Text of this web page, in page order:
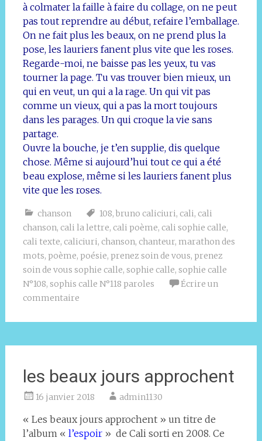
à colmater la faille à faire du collage, on ne peut
pas tout reprendre au début, refaire l’emballage.
On ne fait plus les beaux, on ne prend plus la
pose, les lauriers fanent plus vite que les roses.
Regarde-moi, ne baisse pas les yeux, tu vas
tourner la page. Tu vas trouver bien mieux, un
qui en veut, un qui a la rage. Un qui vit pas
comme un vieux, qui a pas la mort toujours
dans les parages. Un qui croque la vie sans
partage.
Ouvre la bouche, je t’en supplie, dis quelque
chose. Même si aujourd’hui tout ce qui a été
beau explose, même si les lauriers fanent plus
vite que les roses.
chanson 108, bruno caliciuri, cali, cali
chanson, cali la lettre, cali poème, cali sophie calle,
cali texte, caliciuri, chanson, chanteur, marathon des
mots, poème, poésie, prenez soin de vous, prenez
soin de vous sophie calle, sophie calle, sophie calle
N°108, sophis calle N°118 paroles
Écrire un
commentaire
les beaux jours approchent
16 janvier 2018 admin1130
« Les beaux jours approchent » un titre de
l’album « l’espoir» de Cali sorti en 2008. Ce